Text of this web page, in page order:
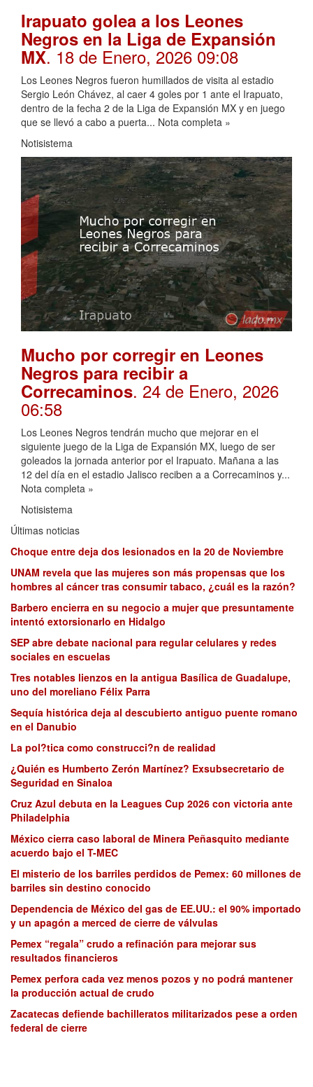
Irapuato golea a los Leones
Negros en la Liga de Expansión
MX. 18 de Enero, 2026 09:08
Los Leones Negros fueron humillados de visita al estadio
Sergio León Chávez, al caer 4 goles por 1 ante el Irapuato,
dentro de la fecha 2 de la Liga de Expansión MX y en juego
que se llevó a cabo a puerta... Nota completa »
Notisistema
Mucho por corregir en Leones
Negros para recibir a
Correcaminos. 24 de Enero, 2026
06:58
Los Leones Negros tendrán mucho que mejorar en el
siguiente juego de la Liga de Expansión MX, luego de ser
goleados la jornada anterior por el Irapuato. Mañana a las
12 del día en el estadio Jalisco reciben a a Correcaminos y...
Nota completa »
Notisistema
Últimas noticias
Choque entre deja dos lesionados en la 20 de Noviembre
UNAM revela que las mujeres son más propensas que los
hombres al cáncer tras consumir tabaco, ¿cuál es la razón?
Barbero encierra en su negocio a mujer que presuntamente
intentó extorsionarlo en Hidalgo
SEP abre debate nacional para regular celulares y redes
sociales en escuelas
Tres notables lienzos en la antigua Basílica de Guadalupe,
uno del moreliano Félix Parra
Sequía histórica deja al descubierto antiguo puente romano
en el Danubio
La pol?tica como construcci?n de realidad
¿Quién es Humberto Zerón Martínez? Exsubsecretario de
Seguridad en Sinaloa
Cruz Azul debuta en la Leagues Cup 2026 con victoria ante
Philadelphia
México cierra caso laboral de Minera Peñasquito mediante
acuerdo bajo el T-MEC
El misterio de los barriles perdidos de Pemex: 60 millones de
barriles sin destino conocido
Dependencia de México del gas de EE.UU.: el 90% importado
y un apagón a merced de cierre de válvulas
Pemex “regala” crudo a refinación para mejorar sus
resultados financieros
Pemex perfora cada vez menos pozos y no podrá mantener
la producción actual de crudo
Zacatecas defiende bachilleratos militarizados pese a orden
federal de cierre